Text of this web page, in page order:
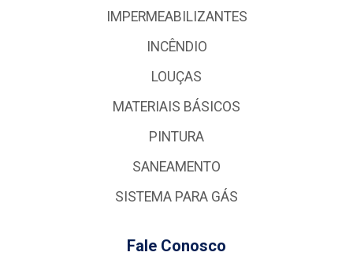
IMPERMEABILIZANTES
INCÊNDIO
LOUÇAS
MATERIAIS BÁSICOS
PINTURA
SANEAMENTO
SISTEMA PARA GÁS
Fale Conosco